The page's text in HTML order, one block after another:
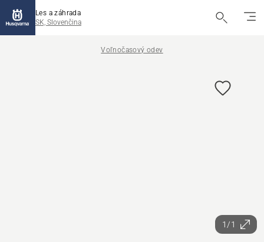
Les a záhrada
SK, Slovenčina
Voľnočasový odev
1/1